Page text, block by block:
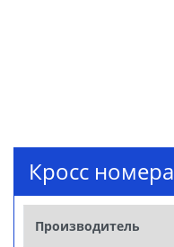
Кросс номера
Производитель